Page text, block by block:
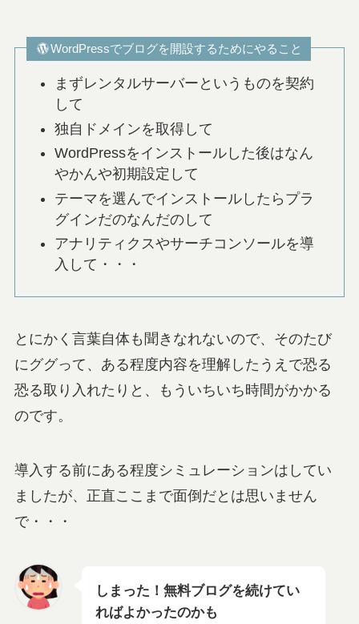
WordPressでブログを開設するためにやること
まずレンタルサーバーというものを契約
して
独自ドメインを取得して
WordPressをインストールした後はなん
やかんや初期設定して
テーマを選んでインストールしたらプラ
グインだのなんだのして
アナリティクスやサーチコンソールを導
入して・・・
とにかく言葉自体も聞きなれないので、そのたび
にググって、ある程度内容を理解したうえで恐る
恐る取り入れたりと、もういちいち時間がかかる
のです。
導入する前にある程度シミュレーションはしてい
ましたが、正直ここまで面倒だとは思いません
で・・・
しまった！無料ブログを続けてい
ればよかったのかも